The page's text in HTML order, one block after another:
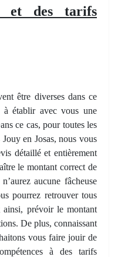
et des tarifs
être diverses dans ce
à établir avec vous une
ce cas, pour toutes les
en Josas, nous vous
détaillé et entièrement
le montant correct de
aucune fâcheuse
pourrez retrouver tous
ainsi, prévoir le montant
De plus, connaissant
vous faire jouir de
à des tarifs